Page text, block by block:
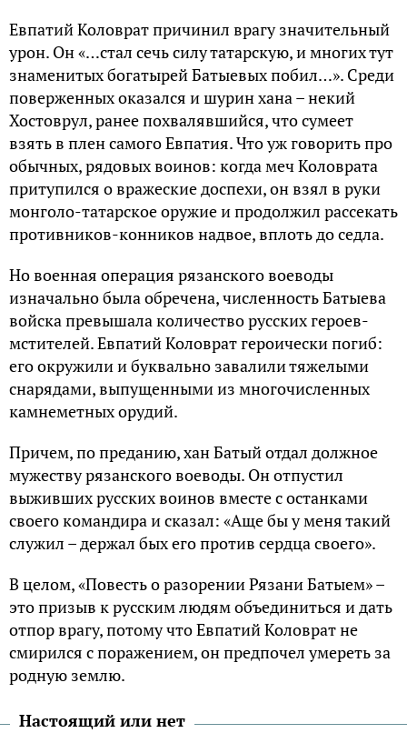
Евпатий Коловрат причинил врагу значительный
урон. Он «…стал сечь силу татарскую, и многих тут
знаменитых богатырей Батыевых побил…». Среди
поверженных оказался и шурин хана – некий
Хостоврул, ранее похвалявшийся, что сумеет
взять в плен самого Евпатия. Что уж говорить про
обычных, рядовых воинов: когда меч Коловрата
притупился о вражеские доспехи, он взял в руки
монголо-татарское оружие и продолжил рассекать
противников-конников надвое, вплоть до седла.
Но военная операция рязанского воеводы
изначально была обречена, численность Батыева
войска превышала количество русских героев-
мстителей. Евпатий Коловрат героически погиб:
его окружили и буквально завалили тяжелыми
снарядами, выпущенными из многочисленных
камнеметных орудий.
Причем, по преданию, хан Батый отдал должное
мужеству рязанского воеводы. Он отпустил
выживших русских воинов вместе с останками
своего командира и сказал: «Аще бы у меня такий
служил – держал бых его против сердца своего».
В целом, «Повесть о разорении Рязани Батыем» –
это призыв к русским людям объединиться и дать
отпор врагу, потому что Евпатий Коловрат не
смирился с поражением, он предпочел умереть за
родную землю.
Настоящий или нет